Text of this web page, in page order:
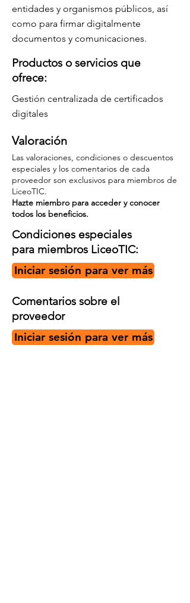
entidades y organismos públicos, así
como para firmar digitalmente
documentos y comunicaciones.
Productos o servicios que
ofrece:
Gestión centralizada de certificados
digitales
Valoración
Las valoraciones, condiciones o descuentos
especiales y los comentarios de cada
proveedor son exclusivos para miembros de
LiceoTIC.
Hazte miembro para acceder y conocer
todos los beneficios.
Condiciones especiales
para miembros LiceoTIC:
Iniciar sesión para ver más
Comentarios sobre el
proveedor
Iniciar sesión para ver más